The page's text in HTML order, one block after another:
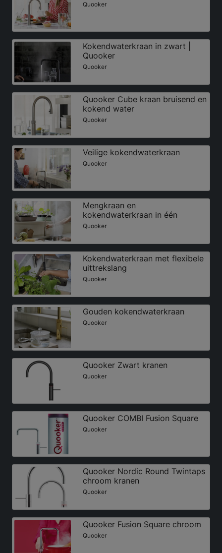
Quooker
Kokendwaterkraan in zwart |
Quooker
Quooker
Quooker Cube kraan bruisend en
kokend water
Quooker
Veilige kokendwaterkraan
Quooker
Mengkraan en
kokendwaterkraan in één
Quooker
Kokendwaterkraan met flexibele
uittrekslang
Quooker
Gouden kokendwaterkraan
Quooker
Quooker Zwart kranen
Quooker
Quooker COMBI Fusion Square
Quooker
Quooker Nordic Round Twintaps
chroom kranen
Quooker
Quooker Fusion Square chroom
Quooker